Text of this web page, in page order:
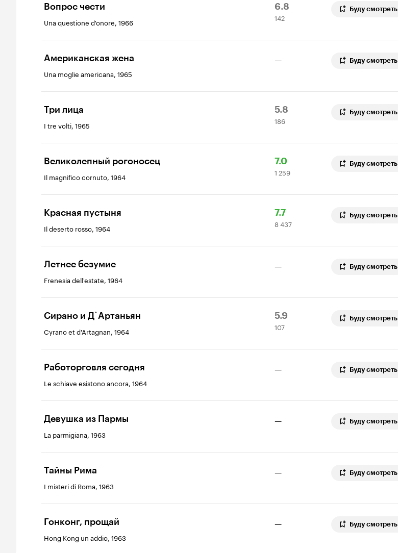
Вопрос чести
Una questione d'onore, 1966
Рейтинг
Кинопоиска
6.8
142
оценки
142
Буду смотреть
Американская жена
Una moglie americana, 1965
— Буду смотреть
Три лица
I tre volti, 1965
Рейтинг
Кинопоиска
5.8
186
оценок
186
Буду смотреть
Великолепный рогоносец
Il magnifico cornuto, 1964
Рейтинг
Кинопоиска
7.0
1
259
1 259
Буду смотреть
Красная пустыня
Il deserto rosso, 1964
Рейтинг
Кинопоиска
7.7
8
437
8 437
Буду смотреть
Летнее безумие
Frenesia dell'estate, 1964
— Буду смотреть
Сирано и Д`Артаньян
Cyrano et d'Artagnan, 1964
Рейтинг
Кинопоиска
5.9
107
оценок
107
Буду смотреть
Работорговля сегодня
Le schiave esistono ancora, 1964
— Буду смотреть
Девушка из Пармы
La parmigiana, 1963
— Буду смотреть
Тайны Рима
I misteri di Roma, 1963
— Буду смотреть
Гонконг, прощай
Hong Kong un addio, 1963
— Буду смотреть